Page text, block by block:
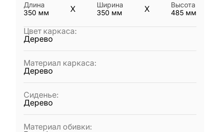
Длина
350 мм X
Ширина
350 мм X
Высота
485 мм
Цвет каркаса:
Дерево
Материал каркаса:
Дерево
Сиденье:
Дерево
Материал обивки: